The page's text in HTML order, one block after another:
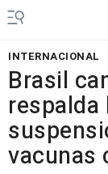
INTERNACIONAL
Brasil
vacunas